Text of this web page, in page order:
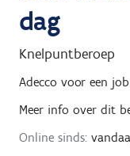
dag
Knelpuntberoep
Adecco voor een
Meer info over dit
Online sinds: